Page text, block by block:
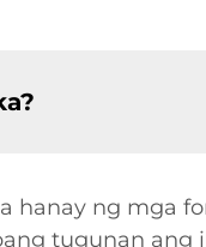
hanay ng mga
tugunan ang